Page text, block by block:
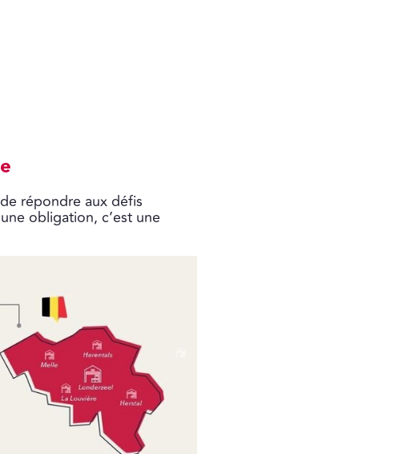
répondre aux défis
obligation, c’est une